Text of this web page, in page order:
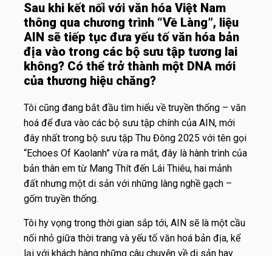
Sau khi kết nối với văn hóa Việt Nam
thông qua chương trình “Về Làng”, liệu
AIN sẽ tiếp tục đưa yếu tố văn hóa bản
địa vào trong các bộ sưu tập tương lai
không? Có thể trở thành một DNA mới
của thương hiệu chăng?
Tôi cũng đang bắt đầu tìm hiểu về truyền thống – văn
hoá để đưa vào các bộ sưu tập chính của AIN, mới
đây nhất trong bộ sưu tập Thu Đông 2025 với tên gọi
“Echoes Of Kaolanh” vừa ra mắt, đây là hành trình của
bản thân em từ Mang Thít đến Lái Thiêu, hai mảnh
đất nhưng một di sản với những làng nghề gạch –
gốm truyền thống.
Tôi hy vọng trong thời gian sắp tới, AIN sẽ là một cầu
nối nhỏ giữa thời trang và yếu tố văn hoá bản địa, kể
lại với khách hàng những câu chuyện về di sản hay